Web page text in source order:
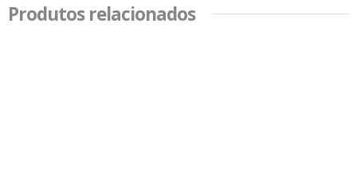
Produtos relacionados